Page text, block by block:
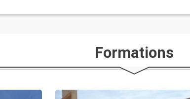
Formations